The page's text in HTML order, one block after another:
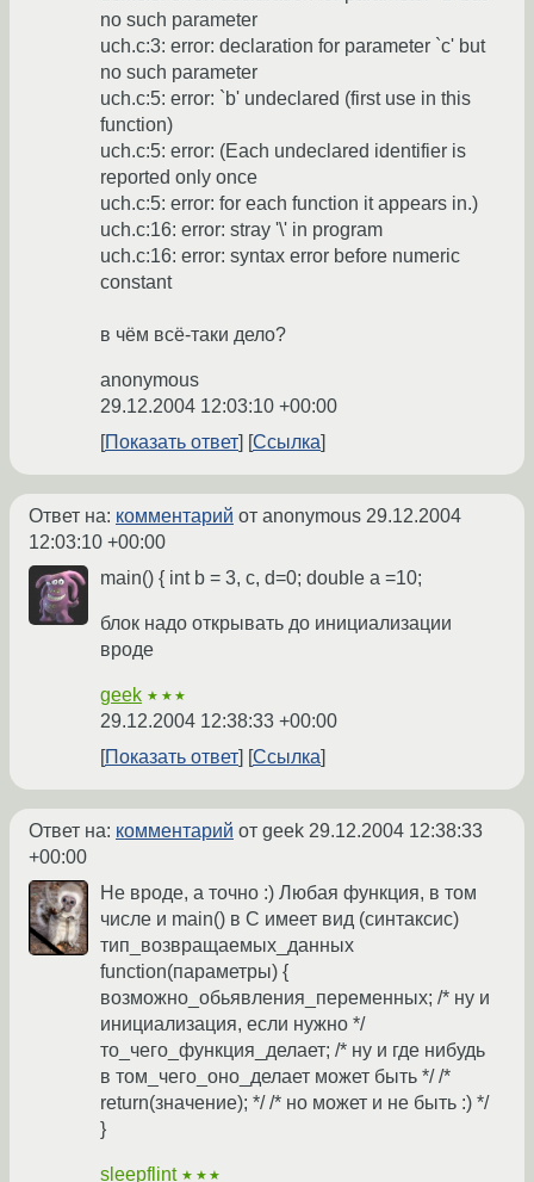
no such parameter
uch.c:3: error: declaration for parameter `c' but
no such parameter
uch.c:5: error: `b' undeclared (first use in this
function)
uch.c:5: error: (Each undeclared identifier is
reported only once
uch.c:5: error: for each function it appears in.)
uch.c:16: error: stray '\' in program
uch.c:16: error: syntax error before numeric
constant
в чём всё-таки дело?
anonymous
29.12.2004 12:03:10 +00:00
Показать ответ
Ссылка
Ответ на: комментарий от anonymous 29.12.2004
12:03:10 +00:00
main() { int b = 3, c, d=0; double a =10;
блок надо открывать до инициализации
вроде
geek ★★★
29.12.2004 12:38:33 +00:00
Показать ответ
Ссылка
Ответ на: комментарий от geek 29.12.2004 12:38:33
+00:00
Не вроде, а точно :) Любая функция, в том
числе и main() в C имеет вид (синтаксис)
тип_возвращаемых_данных
function(параметры) {
возможно_обьявления_переменных; /* ну и
инициализация, если нужно */
то_чего_функция_делает; /* ну и где нибудь
в том_чего_оно_делает может быть */ /*
return(значение); */ /* но может и не быть :) */
}
sleepflint ★★★